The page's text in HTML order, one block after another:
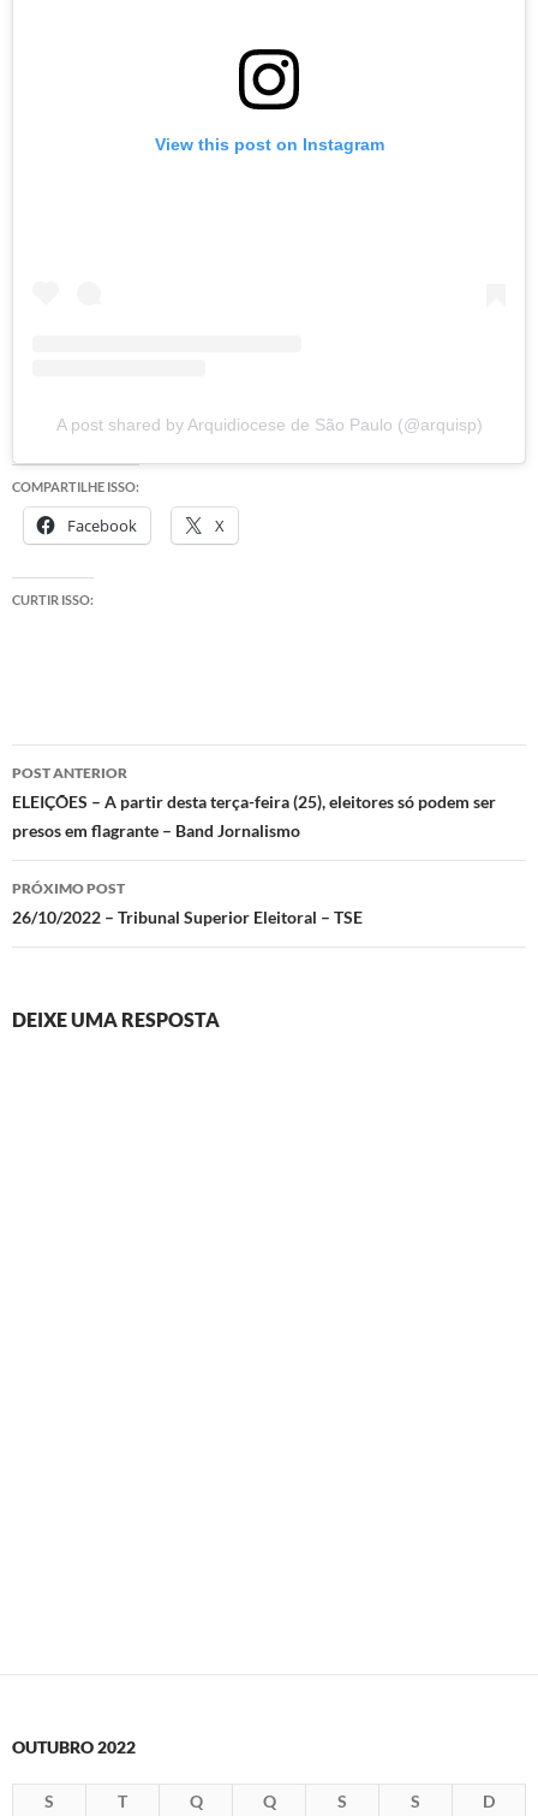
View this post on Instagram
A post shared by Arquidiocese de São Paulo (@arquisp)
COMPARTILHE ISSO:
Facebook X
CURTIR ISSO:
Navegação
de
posts
POST ANTERIOR
ELEIÇÕES – A partir desta terça-feira (25), eleitores só podem ser
presos em flagrante – Band Jornalismo
PRÓXIMO POST
26/10/2022 – Tribunal Superior Eleitoral – TSE
DEIXE UMA RESPOSTA
OUTUBRO 2022
S T Q Q S S D